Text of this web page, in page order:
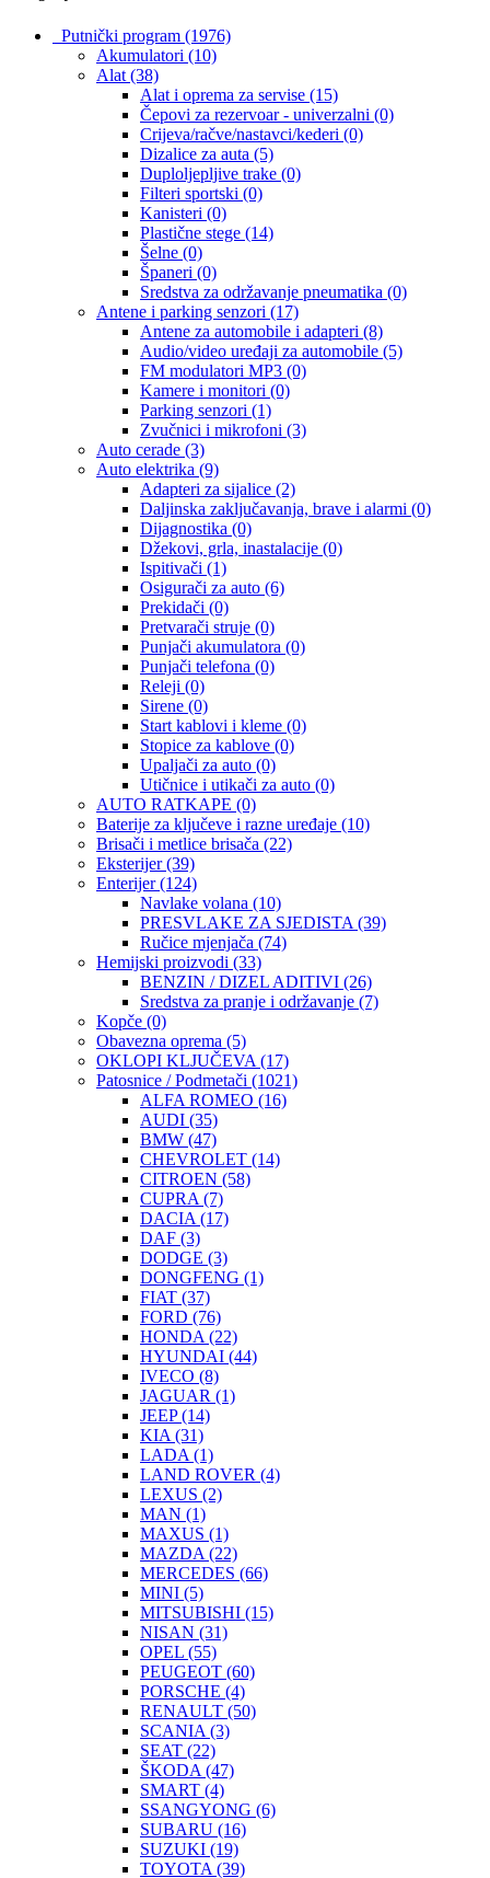
Putnički program (1976)
Akumulatori (10)
Alat (38)
Alat i oprema za servise (15)
Čepovi za rezervoar - univerzalni (0)
Crijeva/račve/nastavci/kederi (0)
Dizalice za auta (5)
Duploljepljive trake (0)
Filteri sportski (0)
Kanisteri (0)
Plastične stege (14)
Šelne (0)
Španeri (0)
Sredstva za održavanje pneumatika (0)
Antene i parking senzori (17)
Antene za automobile i adapteri (8)
Audio/video uređaji za automobile (5)
FM modulatori MP3 (0)
Kamere i monitori (0)
Parking senzori (1)
Zvučnici i mikrofoni (3)
Auto cerade (3)
Auto elektrika (9)
Adapteri za sijalice (2)
Daljinska zaključavanja, brave i alarmi (0)
Dijagnostika (0)
Džekovi, grla, inastalacije (0)
Ispitivači (1)
Osigurači za auto (6)
Prekidači (0)
Pretvarači struje (0)
Punjači akumulatora (0)
Punjači telefona (0)
Releji (0)
Sirene (0)
Start kablovi i kleme (0)
Stopice za kablove (0)
Upaljači za auto (0)
Utičnice i utikači za auto (0)
AUTO RATKAPE (0)
Baterije za ključeve i razne uređaje (10)
Brisači i metlice brisača (22)
Eksterijer(39)
Enterijer(124)
Navlake volana (10)
PRESVLAKE ZA SJEDISTA (39)
Ručice mjenjača (74)
Hemijski proizvodi (33)
BENZIN / DIZEL ADITIVI (26)
Sredstva za pranje i održavanje (7)
Kopče (0)
Obavezna oprema (5)
OKLOPI KLJUČEVA (17)
Patosnice / Podmetači (1021)
ALFA ROMEO (16)
AUDI (35)
BMW (47)
CHEVROLET (14)
CITROEN (58)
CUPRA (7)
DACIA (17)
DAF (3)
DODGE (3)
DONGFENG (1)
FIAT (37)
FORD (76)
HONDA (22)
HYUNDAI (44)
IVECO (8)
JAGUAR (1)
JEEP(14)
KIA (31)
LADA (1)
LAND ROVER (4)
LEXUS (2)
MAN (1)
MAXUS (1)
MAZDA (22)
MERCEDES (66)
MINI (5)
MITSUBISHI (15)
NISAN (31)
OPEL (55)
PEUGEOT (60)
PORSCHE (4)
RENAULT (50)
SCANIA (3)
SEAT (22)
ŠKODA (47)
SMART (4)
SSANGYONG (6)
SUBARU (16)
SUZUKI (19)
TOYOTA (39)